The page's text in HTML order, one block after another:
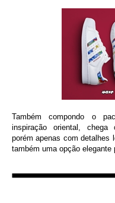
Também compondo o
inspiração oriental, chega
porém apenas com detalhes
também uma opção elegante